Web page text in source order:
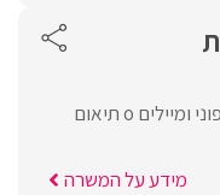
מה בתפקיד:o קבלת קהל לקוחות באולם התצוגהo מענה מקצועי טלפוני ומיילים o תיאום
מידע על המשרה